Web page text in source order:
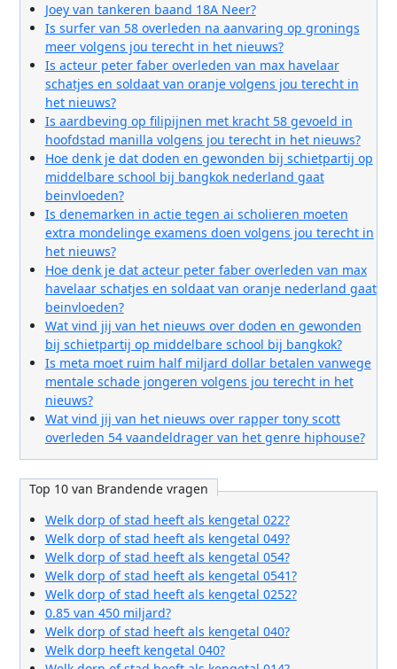
Joey van tankeren baand 18A Neer?
Is surfer van 58 overleden na aanvaring op gronings
meer volgens jou terecht in het nieuws?
Is acteur peter faber overleden van max havelaar
schatjes en soldaat van oranje volgens jou terecht in
het nieuws?
Is aardbeving op filipijnen met kracht 58 gevoeld in
hoofdstad manilla volgens jou terecht in het nieuws?
Hoe denk je dat doden en gewonden bij schietpartij op
middelbare school bij bangkok nederland gaat
beinvloeden?
Is denemarken in actie tegen ai scholieren moeten
extra mondelinge examens doen volgens jou terecht in
het nieuws?
Hoe denk je dat acteur peter faber overleden van max
havelaar schatjes en soldaat van oranje nederland gaat
beinvloeden?
Wat vind jij van het nieuws over doden en gewonden
bij schietpartij op middelbare school bij bangkok?
Is meta moet ruim half miljard dollar betalen vanwege
mentale schade jongeren volgens jou terecht in het
nieuws?
Wat vind jij van het nieuws over rapper tony scott
overleden 54 vaandeldrager van het genre hiphouse?
Top 10 van Brandende vragen
Welk dorp of stad heeft als kengetal 022?
Welk dorp of stad heeft als kengetal 049?
Welk dorp of stad heeft als kengetal 054?
Welk dorp of stad heeft als kengetal 0541?
Welk dorp of stad heeft als kengetal 0252?
0.85 van 450 miljard?
Welk dorp of stad heeft als kengetal 040?
Welk dorp heeft kengetal 040?